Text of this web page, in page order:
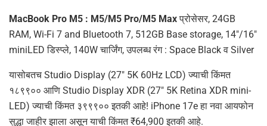
MacBook Pro M5 : M5/M5 Pro/M5 Maxप्रोसेसर, 24GB
RAM, Wi-Fi 7 and Bluetooth 7, 512GB Base storage, 14″/16″
miniLED डिस्प्ले, 140W चार्जिंग, उपलब्ध रंग : Space Black व Silver
यासोबतच Studio Display (27″ 5K 60Hz LCD) ज्याची किंमत
१८९९०० आणि Studio Display XDR (27″ 5K Retina XDR mini-
LED) ज्याची किंमत ३९९९०० इतकी आहे! iPhone 17e हा नवा आयफोन
सुद्धा जाहीर झाला असून याची किंमत ₹64,900 इतकी आहे.